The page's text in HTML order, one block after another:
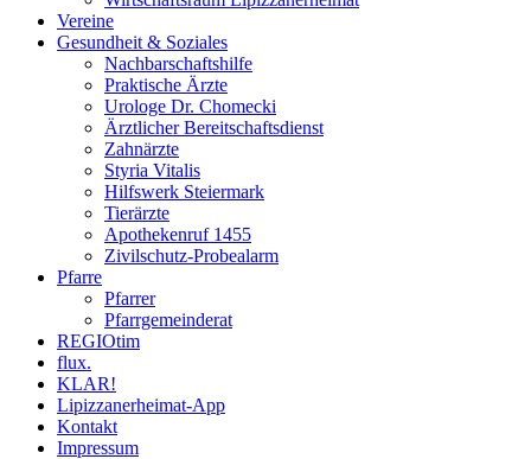
Vereine
Gesundheit & Soziales
Nachbarschaftshilfe
Praktische Ärzte
Urologe Dr. Chomecki
Ärztlicher Bereitschaftsdienst
Zahnärzte
Styria Vitalis
Hilfswerk Steiermark
Tierärzte
Apothekenruf 1455
Zivilschutz-Probealarm
Pfarre
Pfarrer
Pfarrgemeinderat
REGIOtim
flux.
KLAR!
Lipizzanerheimat-App
Kontakt
Impressum